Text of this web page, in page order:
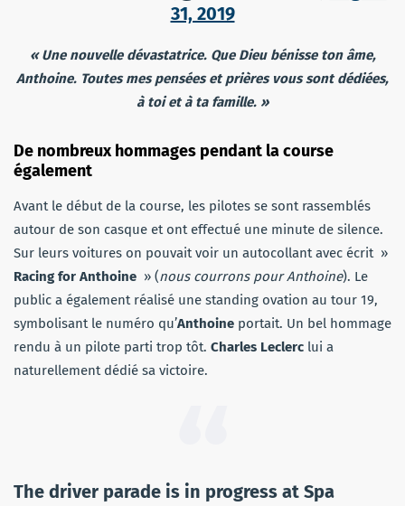
31, 2019
« Une nouvelle dévastatrice. Que Dieu bénisse ton âme,
Anthoine. Toutes mes pensées et prières vous sont dédiées,
à toi et à ta famille. »
De nombreux hommages pendant la course
également
Avant le début de la course, les pilotes se sont rassemblés
autour de son casque et ont effectué une minute de silence.
Sur leurs voitures on pouvait voir un autocollant avec écrit »
Racing for Anthoine » (nous courrons pour Anthoine). Le
public a également réalisé une standing ovation au tour 19,
symbolisant le numéro qu’Anthoine portait. Un bel hommage
rendu à un pilote parti trop tôt. Charles Leclerc lui a
naturellement dédié sa victoire.
The driver parade is in progress at Spa